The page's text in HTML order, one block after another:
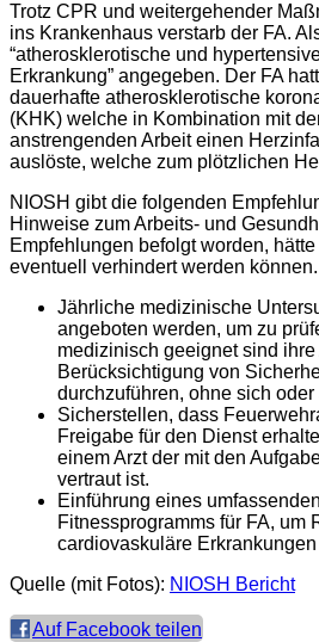
Trotz CPR und weitergehender
ins Krankenhaus verstarb der FA.
“atherosklerotische und
Erkrankung” angegeben. Der FA
dauerhafte atherosklerotische
(KHK) welche in Kombination mit
anstrengenden Arbeit einen
auslöste, welche zum plötzlichen
NIOSH gibt die folgenden
Hinweise zum Arbeits- und
Empfehlungen befolgt worden,
eventuell verhindert werden können.
Jährliche medizinische
angeboten werden, um zu
medizinisch geeignet sind
Berücksichtigung von
durchzuführen, ohne sich
Sicherstellen, dass
Freigabe für den Dienst
einem Arzt der mit den
vertraut ist.
Einführung eines
Fitnessprogramms für FA, um
cardiovaskuläre
Quelle (mit Fotos): NIOSH Bericht
Auf Facebook teilen